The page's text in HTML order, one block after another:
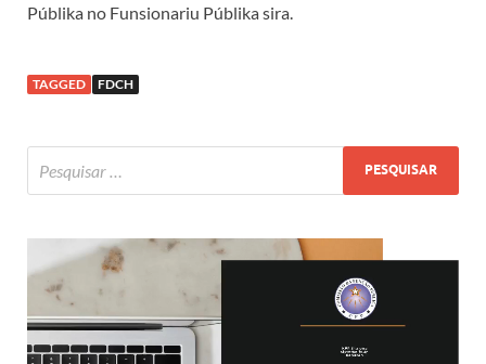
Públika no Funsionariu Públika sira.
TAGGED FDCH